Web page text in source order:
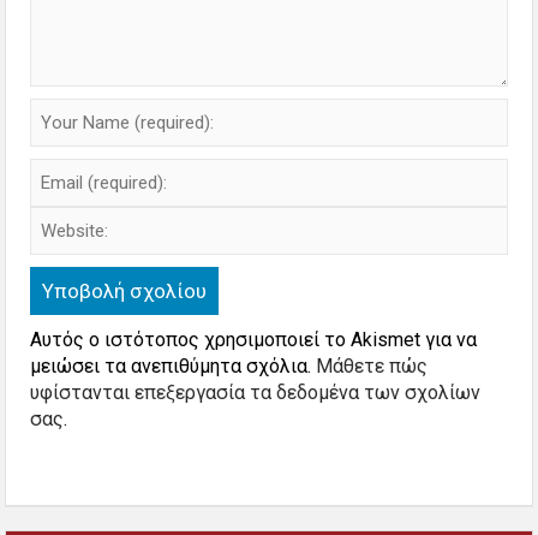
Αυτός ο ιστότοπος χρησιμοποιεί το Akismet για να
μειώσει τα ανεπιθύμητα σχόλια. Μάθετε πώς
υφίστανται επεξεργασία τα δεδομένα των σχολίων
σας.